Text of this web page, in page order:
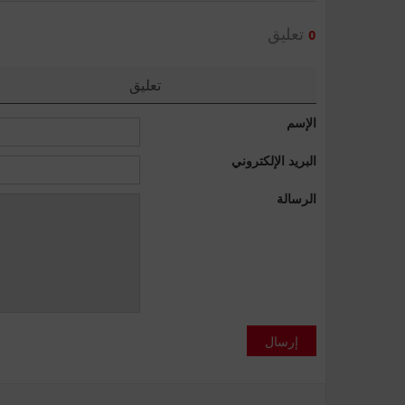
0 تعليق
تعليق
الإسم
البريد الإلكتروني
الرسالة
إرسال